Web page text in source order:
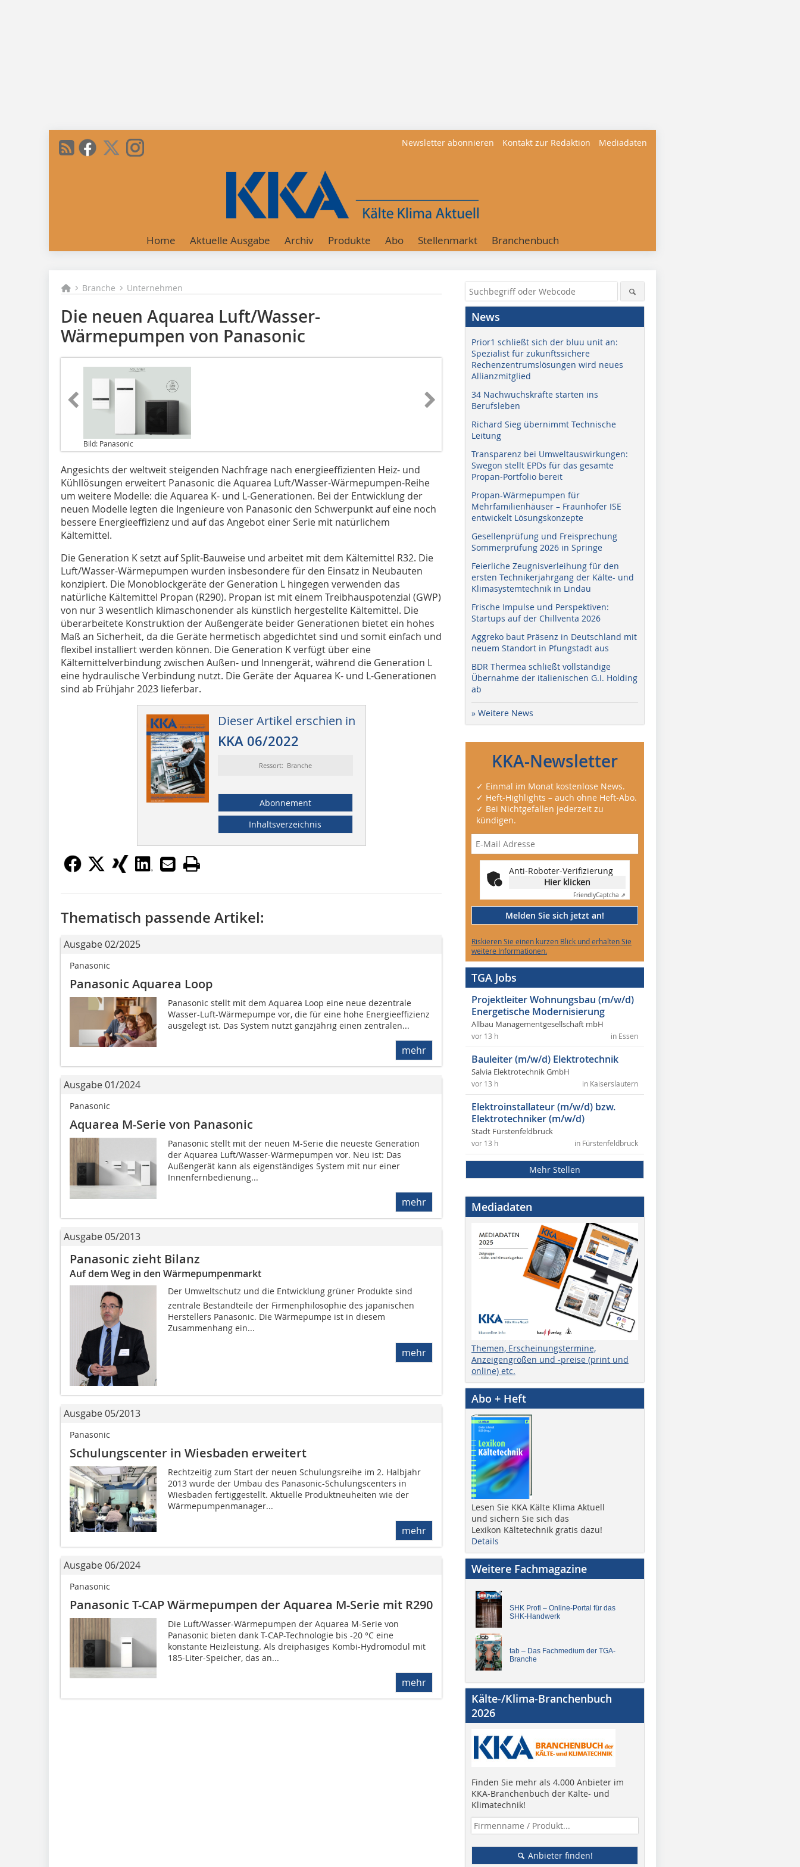
Newsletter abonnieren Kontakt zur Redaktion Mediadaten
Home Aktuelle Ausgabe Archiv Produkte Abo Stellenmarkt Branchenbuch
Branche Unternehmen
Die neuen Aquarea Luft/Wasser-
Wärmepumpen von Panasonic
Bild: Panasonic
Angesichts der weltweit steigenden Nachfrage nach energieeffizienten Heiz- und
Kühllösungen erweitert Panasonic die Aquarea Luft/Wasser-Wärmepumpen-Reihe
um weitere Modelle: die Aquarea K- und L-Generationen. Bei der Entwicklung der
neuen Modelle legten die Ingenieure von Panasonic den Schwerpunkt auf eine noch
bessere Energieeffizienz und auf das Angebot einer Serie mit natürlichem
Kältemittel.
Die Generation K setzt auf Split-Bauweise und arbeitet mit dem Kälte­mittel R32. Die
Luft/Wasser-Wärmepumpen wurden insbesondere für den Einsatz in Neubauten
konzipiert. Die Monoblockgeräte der Generation L hingegen verwenden das
natürliche Kältemittel Propan (R290). Propan ist mit einem Treibhauspotenzial (GWP)
von nur 3 wesentlich klimaschonender als künstlich hergestellte Kältemittel. Die
überarbeitete Konstruktion der Außengeräte beider Generationen bietet ein hohes
Maß an Sicherheit, da die Geräte hermetisch abgedichtet sind und somit einfach und
flexibel installiert werden können. Die Generation K verfügt über eine
Kältemittelverbindung zwischen Außen- und Innengerät, während die Generation L
eine hydraulische Verbindung nutzt. Die Geräte der Aquarea K- und L-Generationen
sind ab Frühjahr 2023 lieferbar.
Dieser Artikel erschien in
KKA 06/2022
Ressort: Branche
Abonnement
Inhaltsverzeichnis
Thematisch passende Artikel:
Ausgabe 02/2025
Panasonic
Panasonic Aquarea Loop
Panasonic stellt mit dem Aquarea Loop eine neue dezentrale
Wasser-Luft-Wärmepumpe vor, die für eine hohe Energieeffizienz
ausgelegt ist. Das System nutzt ganzjährig einen zentralen...
mehr
Ausgabe 01/2024
Panasonic
Aquarea M-Serie von Panasonic
Panasonic stellt mit der neuen M-Serie die neueste Generation
der Aquarea Luft/Wasser-Wärmepumpen vor. Neu ist: Das
Außengerät kann als eigenständiges System mit nur einer
Innenfernbedienung...
mehr
Ausgabe 05/2013
Panasonic zieht Bilanz
Auf dem Weg in den Wärmepumpenmarkt
Der Umweltschutz und die Entwicklung grüner Produkte sind
zentrale Bestandteile der Firmenphilosophie des japanischen
Herstellers Panasonic. Die Wärmepumpe ist in diesem
Zusammenhang ein...
mehr
Ausgabe 05/2013
Panasonic
Schulungscenter in Wiesbaden erweitert
Rechtzeitig zum Start der neuen Schulungsreihe im 2. Halbjahr
2013 wurde der Umbau des Panasonic-Schulungscenters in
Wiesbaden fertiggestellt. Aktuelle Produktneuheiten wie der
Wärmepumpenmanager...
mehr
Ausgabe 06/2024
Panasonic
Panasonic T-CAP Wärme­pumpen der Aquarea M-Serie mit R290
Die Luft/Wasser-Wärmepumpen der Aquarea M-Serie von
Panasonic bieten dank T-CAP-Technologie bis -20 °C eine
konstante Heizleistung. Als dreiphasiges Kombi-Hydromodul mit
185-Liter-Speicher, das an...
mehr
News
Prior1 schließt sich der bluu unit an:
Spezialist für zukunftssichere
Rechenzentrumslösungen wird neues
Allianzmitglied
34 Nachwuchskräfte starten ins
Berufsleben
Richard Sieg übernimmt Technische
Leitung
Transparenz bei Umweltauswirkungen:
Swegon stellt EPDs für das gesamte
Propan-Portfolio bereit
Propan-Wärmepumpen für
Mehrfamilienhäuser – Fraunhofer ISE
entwickelt Lösungskonzepte
Gesellenprüfung und Freisprechung
Sommerprüfung 2026 in Springe
Feierliche Zeugnisverleihung für den
ersten Technikerjahrgang der Kälte- und
Klimasystemtechnik in Lindau
Frische Impulse und Perspektiven:
Startups auf der Chillventa 2026
Aggreko baut Präsenz in Deutschland mit
neuem Standort in Pfungstadt aus
BDR Thermea schließt vollständige
Übernahme der italienischen G.I. Holding
ab
» Weitere News
KKA-Newsletter
✓ Einmal im Monat kostenlose News.
✓ Heft-Highlights – auch ohne Heft-Abo.
✓ Bei Nichtgefallen jederzeit zu
kündigen.
Anti-Roboter-Verifizierung
Hier klicken
FriendlyCaptcha ⇗
Melden Sie sich jetzt an!
Riskieren Sie einen kurzen Blick und erhalten Sie
weitere Informationen.
TGA Jobs
Projektleiter Wohnungsbau (m/w/d)
Energetische Modernisierung
Allbau Managementgesellschaft mbH
in Essen
vor 13 h
Bauleiter (m/w/d) Elektrotechnik
Salvia Elektrotechnik GmbH
in Kaiserslautern
vor 13 h
Elektroinstallateur (m/w/d) bzw.
Elektrotechniker (m/w/d)
Stadt Fürstenfeldbruck
in Fürstenfeldbruck
vor 13 h
Mehr Stellen
Mediadaten
Themen, Erscheinungstermine,
Anzeigengrößen und -preise (print und
online) etc.
Abo + Heft
Lesen Sie KKA Kälte Klima Aktuell
und sichern Sie sich das
Lexikon Kältetechnik gratis dazu!
Details
Weitere Fachmagazine
SHK Profi – Online-Portal für das
SHK-Handwerk
tab – Das Fachmedium der TGA-
Branche
Kälte-/Klima-Branchenbuch
2026
Finden Sie mehr als 4.000 Anbieter im
KKA-Branchenbuch der Kälte- und
Klimatechnik!
Anbieter finden!